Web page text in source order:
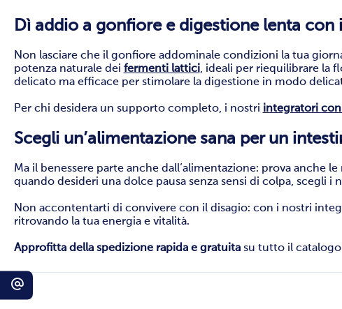
Dì addio a gonfiore e digestione lenta
Non lasciare che il gonfiore addominale condizioni la tua
potenza naturale dei fermenti lattici, ideali per riequilibrare la
delicato ma efficace per stimolare la digestione in modo
Per chi desidera un supporto completo, i nostri integratori
Scegli un’alimentazione sana per un
Ma il benessere parte anche dall’alimentazione: prova anche le
quando desideri una dolce pausa senza sensi di colpa, scegli i
Non accontentarti di convivere con il disagio: con i nostri
ritrovando la tua energia e vitalità.
Approfitta della spedizione rapida e gratuitasu tutto il catalogo